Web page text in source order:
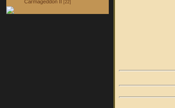
Carmageddon II [22]